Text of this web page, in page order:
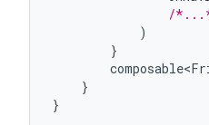
/
)
}
}
}